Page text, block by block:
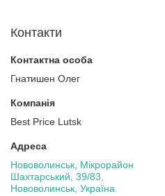
Контакти
Гнатишен Олег
Best Price Lutsk
Нововолинськ, Мікрорайон
Шахтарський, 39/83,
Нововолинськ, Україна